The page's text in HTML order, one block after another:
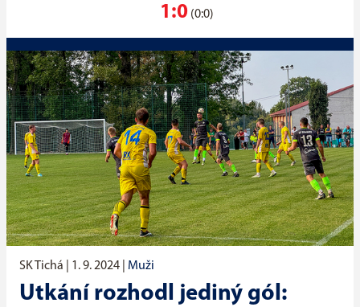
1:0 (0:0)
SK Tichá | 1. 9. 2024 Muži
Utkání rozhodl jediný gól: